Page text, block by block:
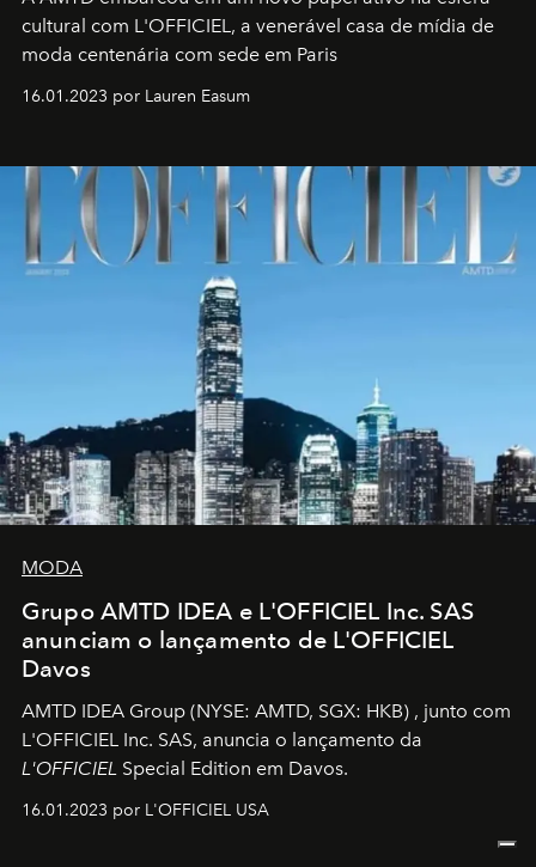
cultural com L'OFFICIEL, a venerável casa de mídia de
moda centenária com sede em Paris
16.01.2023 por Lauren Easum
MODA
Grupo AMTD IDEA e L'OFFICIEL Inc. SAS
anunciam o lançamento de L'OFFICIEL
Davos
AMTD IDEA Group (NYSE: AMTD, SGX: HKB) , junto com
L'OFFICIEL Inc. SAS, anuncia o lançamento da
L'OFFICIEL Special Edition em Davos.
16.01.2023 por L'OFFICIEL USA